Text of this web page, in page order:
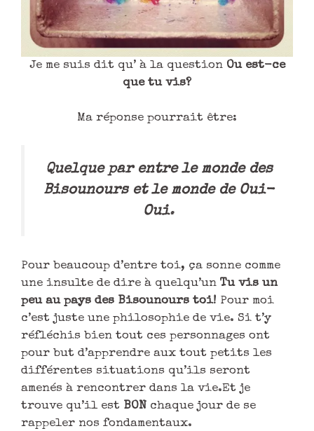
Je me suis dit qu’ à la questionOu est-ce
que tu vis?
Ma réponse pourrait être:
Quelque par entre le monde des
Bisounours et le monde de Oui-
Oui.
Pour beaucoup d’entre toi, ça sonne comme
une insulte de dire à quelqu’un Tu vis un
peu au pays des Bisounours toi! Pour moi
c’est juste une philosophie de vie. Si t’y
réfléchis bien tout ces personnages ont
pour but d’apprendre aux tout petits les
différentes situations qu’ils seront
amenés à rencontrer dans la vie.Et je
trouve qu’il est BON chaque jour de se
rappeler nos fondamentaux.